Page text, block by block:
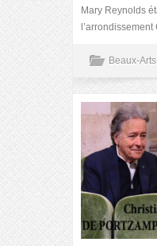
Mary Reynolds
Beaux-Arts